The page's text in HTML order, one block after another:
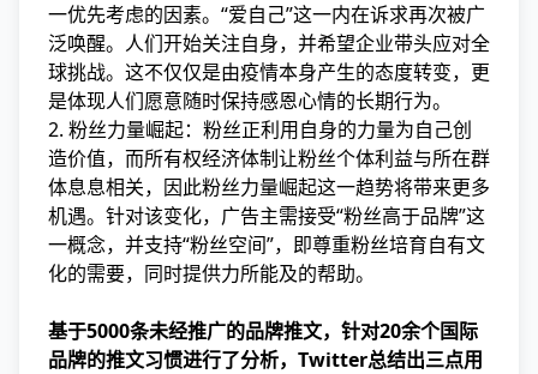
一优先考虑的因素。“爱自己”这一内在诉求再次被广
泛唤醒。人们开始关注自身，并希望企业带头应对全
球挑战。这不仅仅是由疫情本身产生的态度转变，更
是体现人们愿意随时保持感恩心情的长期行为。
2. 粉丝力量崛起：粉丝正利用自身的力量为自己创
造价值，而所有权经济体制让粉丝个体利益与所在群
体息息相关，因此粉丝力量崛起这一趋势将带来更多
机遇。针对该变化，广告主需接受“粉丝高于品牌”这
一概念，并支持“粉丝空间”，即尊重粉丝培育自有文
化的需要，同时提供力所能及的帮助。
基于5000条未经推广的品牌推文，针对20余个国际
品牌的推文习惯进行了分析，Twitter总结出三点用